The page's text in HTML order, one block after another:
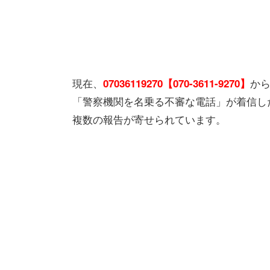
現在、 07036119270【070-3611-9270】 から
「警察機関を名乗る不審な電話」が着信
複数の報告が寄せられています。